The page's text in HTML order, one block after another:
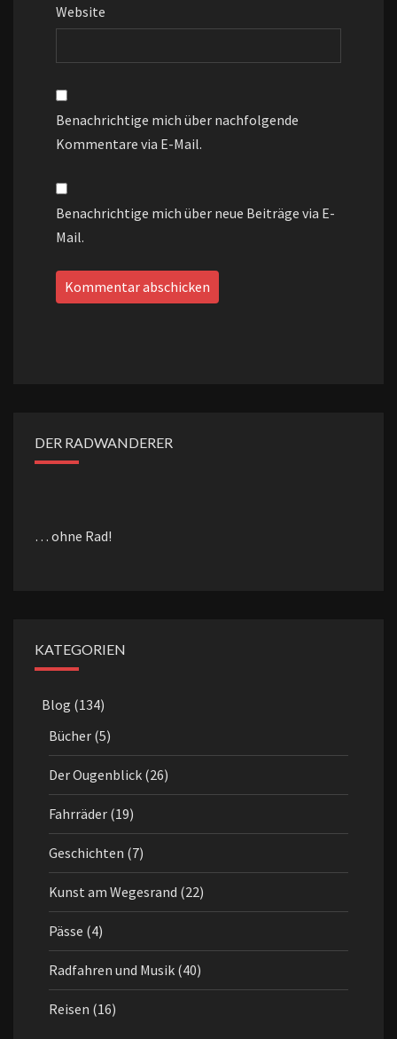
Website
Benachrichtige mich über nachfolgende
Kommentare via E-Mail.
Benachrichtige mich über neue Beiträge via E-
Mail.
DER RADWANDERER
… ohne Rad!
KATEGORIEN
Blog (134)
Bücher (5)
Der Ougenblick (26)
Fahrräder (19)
Geschichten (7)
Kunst am Wegesrand (22)
Pässe (4)
Radfahren und Musik (40)
Reisen (16)